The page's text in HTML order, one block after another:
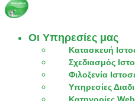
Οι Υπηρεσίες μας
Κατασκευή
Σχεδιασμός
Φιλοξενία
Υπηρεσίες